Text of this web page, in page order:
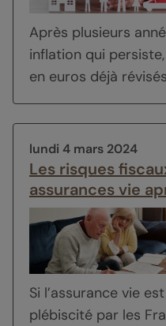
Après plusieurs
inflation qui
en euros déjà
lundi 4 mars 2024
Les risques
assurances vie
Si l’assurance vie
plébiscité par les